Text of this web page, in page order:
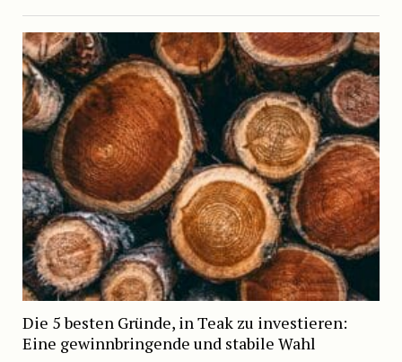
Die 5 besten Gründe, in Teak zu investieren:
Eine gewinnbringende und stabile Wahl